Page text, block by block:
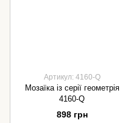
Артикул: 4160-Q
Мозаїка із серії геометрія
4160-Q
898 грн